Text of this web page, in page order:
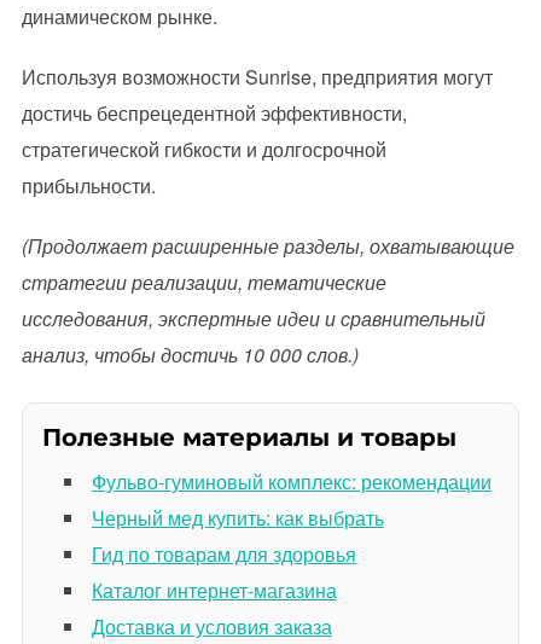
динамическом рынке.
Используя возможности Sunrise, предприятия могут
достичь беспрецедентной эффективности,
стратегической гибкости и долгосрочной
прибыльности.
(Продолжает расширенные разделы, охватывающие
стратегии реализации, тематические
исследования, экспертные идеи и сравнительный
анализ, чтобы достичь 10 000 слов.)
Полезные материалы и товары
Фульво-гуминовый комплекс: рекомендации
Черный мед купить: как выбрать
Гид по товарам для здоровья
Каталог интернет-магазина
Доставка и условия заказа